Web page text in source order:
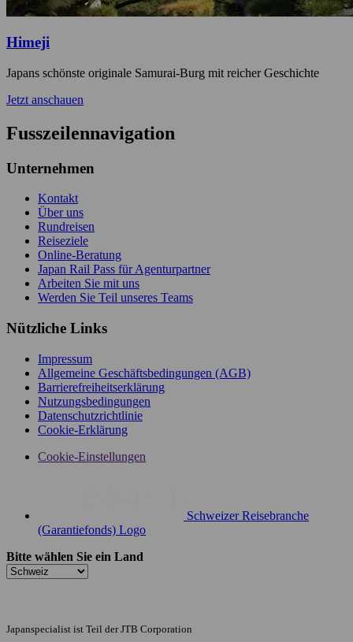
Himeji
Japans schönste originale Samurai-Burg mit reicher Geschichte
Jetzt anschauen
Fusszeilennavigation
Unternehmen
Kontakt
Über uns
Rundreisen
Reiseziele
Online-Beratung
Japan Rail Pass für Agenturpartner
Arbeiten Sie mit uns
Werden Sie Teil unseres Teams
Nützliche Links
Impressum
Allgemeine Geschäftsbedingungen (AGB)
Barrierefreiheitserklärung
Nutzungsbedingungen
Datenschutzrichtlinie
Cookie-Erklärung
Cookie-Einstellungen
Schweizer Reisebranche
(Garantiefonds) Logo
Bitte wählen Sie ein Land
Japanspecialist ist Teil der JTB Corporation